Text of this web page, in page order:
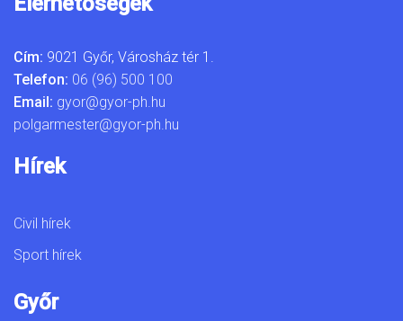
Cím: 9021 Győr, Városház tér 1.
Telefon: 06 (96) 500 100
Email: gyor@gyor-ph.hu
polgarmester@gyor-ph.hu
Hírek
Civil hírek
Sport hírek
Győr